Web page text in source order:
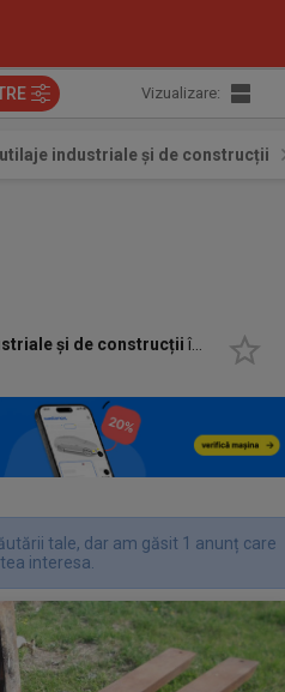
Vizualizare:
industriale și de construcții
și de construcțiiîn
Targu
tale, dar am găsit 1 anunț care
interesa.